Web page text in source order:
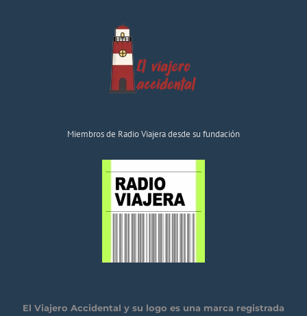
Miembros de Radio Viajera desde su fundación
El Viajero Accidental y su logo es una marca registrada